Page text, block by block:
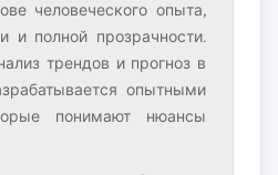
человеческого опыта,
и полной прозрачности.
трендов и прогноз в
опытными
понимают нюансы